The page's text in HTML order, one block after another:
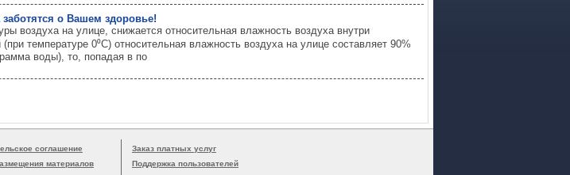
о Вашем здоровье!
воздуха на улице, снижается относительная влажность воздуха внутри
температуре 0⁰С) относительная влажность воздуха на улице составляет 90%
воды), то, попадая в по
соглашение
материалов
Заказ платных услуг
Поддержка пользователей